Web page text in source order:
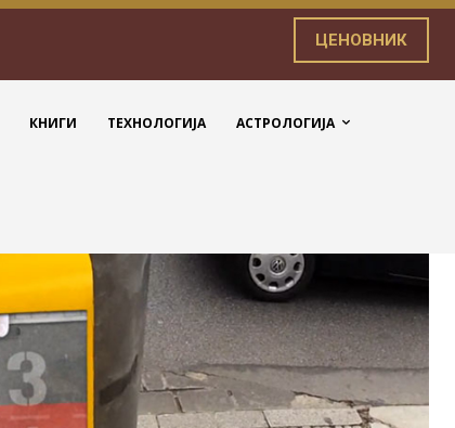
ЦЕНОВНИК
КНИГИ ТЕХНОЛОГИЈА АСТРОЛОГИЈА